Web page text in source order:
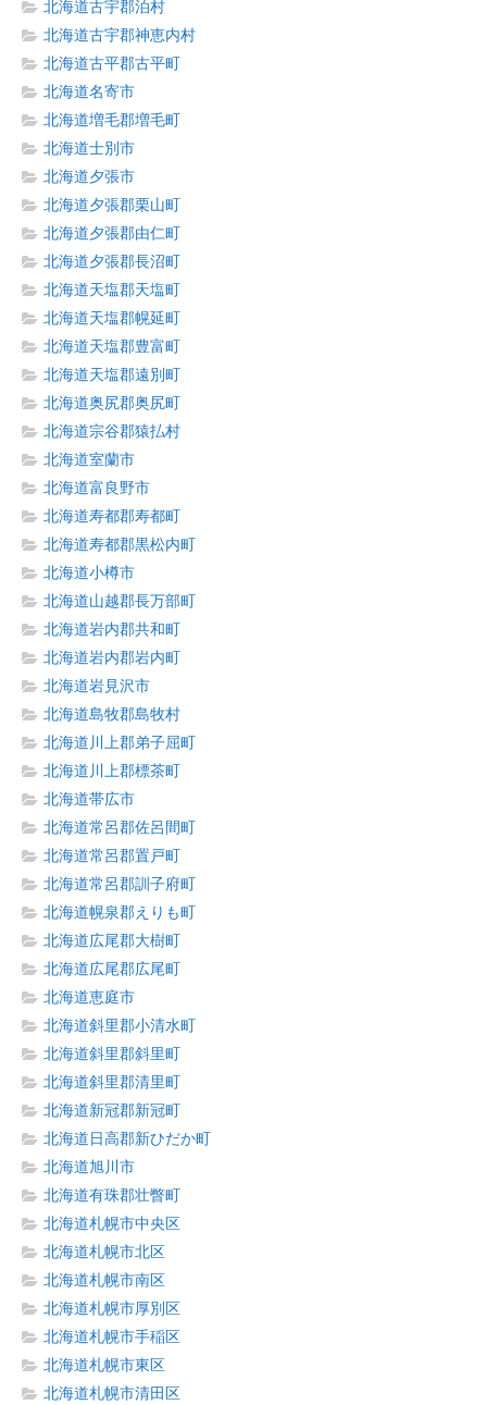
北海道古宇郡泊村
北海道古宇郡神恵内村
北海道古平郡古平町
北海道名寄市
北海道増毛郡増毛町
北海道士別市
北海道夕張市
北海道夕張郡栗山町
北海道夕張郡由仁町
北海道夕張郡長沼町
北海道天塩郡天塩町
北海道天塩郡幌延町
北海道天塩郡豊富町
北海道天塩郡遠別町
北海道奥尻郡奥尻町
北海道宗谷郡猿払村
北海道室蘭市
北海道富良野市
北海道寿都郡寿都町
北海道寿都郡黒松内町
北海道小樽市
北海道山越郡長万部町
北海道岩内郡共和町
北海道岩内郡岩内町
北海道岩見沢市
北海道島牧郡島牧村
北海道川上郡弟子屈町
北海道川上郡標茶町
北海道帯広市
北海道常呂郡佐呂間町
北海道常呂郡置戸町
北海道常呂郡訓子府町
北海道幌泉郡えりも町
北海道広尾郡大樹町
北海道広尾郡広尾町
北海道恵庭市
北海道斜里郡小清水町
北海道斜里郡斜里町
北海道斜里郡清里町
北海道新冠郡新冠町
北海道日高郡新ひだか町
北海道旭川市
北海道有珠郡壮瞥町
北海道札幌市中央区
北海道札幌市北区
北海道札幌市南区
北海道札幌市厚別区
北海道札幌市手稲区
北海道札幌市東区
北海道札幌市清田区